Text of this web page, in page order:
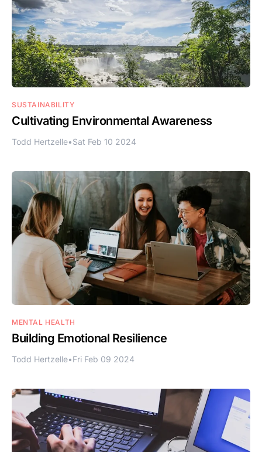
SUSTAINABILITY
Cultivating Environmental Awareness
Todd Hertzelle•Sat Feb 10 2024
MENTAL HEALTH
Building Emotional Resilience
Todd Hertzelle•Fri Feb 09 2024